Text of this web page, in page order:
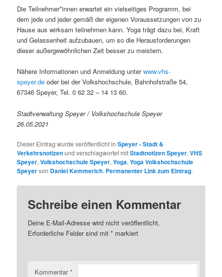
Die Teilnehmer*innen erwartet ein vielseitiges Programm, bei
dem jede und jeder gemäß der eigenen Voraussetzungen von zu
Hause aus wirksam teilnehmen kann. Yoga trägt dazu bei, Kraft
und Gelassenheit aufzubauen, um so die Herausforderungen
dieser außergewöhnlichen Zeit besser zu meistern.
Nähere Informationen und Anmeldung unterwww.vhs-
speyer.de oder bei der Volkshochschule, Bahnhofstraße 54,
67346 Speyer, Tel. 0 62 32 – 14 13 60.
Stadtverwaltung Speyer / Volkshochschule Speyer
26.05.2021
Dieser Eintrag wurde veröffentlicht inSpeyer - Stadt &
Verkehrsnotizenund verschlagwortet mitStadtnotizen Speyer,VHS
Speyer,Volkshochschule Speyer,Yoga,Yoga Volkshochschule
Speyervon Daniel Kemmerich. Permanenter Link zum Eintrag.
Schreibe einen Kommentar
Deine E-Mail-Adresse wird nicht veröffentlicht.
Erforderliche Felder sind mit* markiert
Kommentar*